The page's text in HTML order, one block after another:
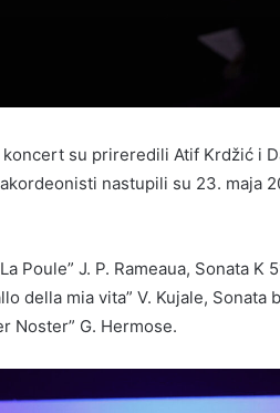
su prireredili Atif Krdžić i
nastupili su 23. maja
Poule” J. P. Rameaua, Sonata K
della mia vita” V. Kujale, Sonata
Noster” G. Hermose.